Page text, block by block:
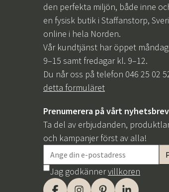
den perfekta miljön, både inne
en fysisk butik i Staffanstorp,
online i hela Norden.
Vår kundtjänst har öppet
9–15 samt fredagar kl. 9–12.
Du når oss på telefon 046 25 02
detta formuläret
Prenumerera på vårt nyhetsbrev
Ta del av erbjudanden,
och kampanjer först av alla!
Jag godkännervillkoren